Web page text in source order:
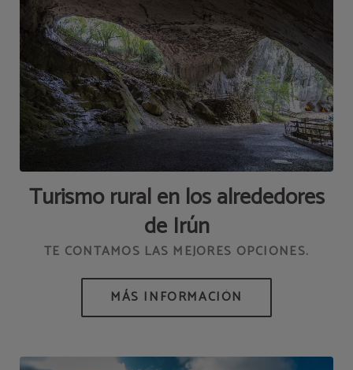
Turismo rural en los alrededores
de Irún
TE CONTAMOS LAS MEJORES OPCIONES.